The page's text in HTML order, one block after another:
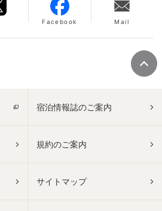
Facebook Mail
宿泊情報誌のご案内
規約のご案内
サイトマップ